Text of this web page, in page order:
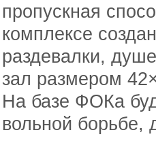
пропускная
комплексе
раздевалки,
зал размером
На базе ФОКа
вольной борьбе,